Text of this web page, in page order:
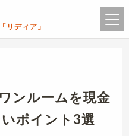
リディア」
ンルームを現金
ポイント3選